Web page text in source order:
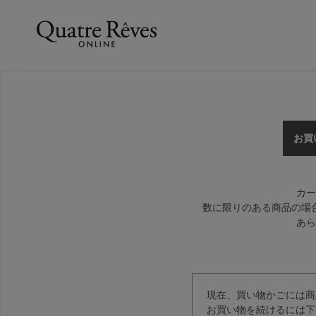
お買
カ
数に限りのある商品の場
あ
現在、買い物かごには
お買い物を続けるには